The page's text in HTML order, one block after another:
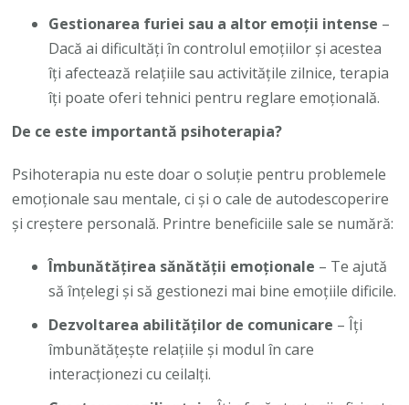
Gestionarea furiei sau a altor emoții intense –
Dacă ai dificultăți în controlul emoțiilor și acestea
îți afectează relațiile sau activitățile zilnice, terapia
îți poate oferi tehnici pentru reglare emoțională.
De ce este importantă psihoterapia?
Psihoterapia nu este doar o soluție pentru problemele
emoționale sau mentale, ci și o cale de autodescoperire
și creștere personală. Printre beneficiile sale se numără:
Îmbunătățirea sănătății emoționale – Te ajută
să înțelegi și să gestionezi mai bine emoțiile dificile.
Dezvoltarea abilităților de comunicare – Îți
îmbunătățește relațiile și modul în care
interacționezi cu ceilalți.